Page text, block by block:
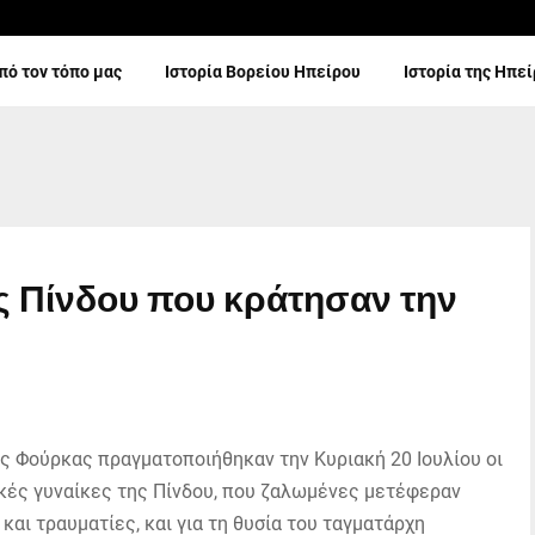
τον τόπο μας Ιστορία Βορείου Ηπείρου Ιστορία της
Πίνδου που κράτησαν την
πραγματοποιήθηκαν την Κυριακή 20 Ιουλίου οι
γυναίκες της Πίνδου, που ζαλωμένες μετέφεραν
τραυματίες, και για τη θυσία του ταγματάρχη